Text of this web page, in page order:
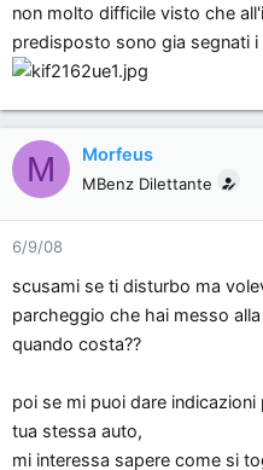
non molto difficile visto che
predisposto sono gia segnati i
M Morfeus
MBenz Dilettante
6/9/08
scusami se ti disturbo ma
parcheggio che hai messo
quando costa??
poi se mi puoi dare
tua stessa auto,
mi interessa sapere come si